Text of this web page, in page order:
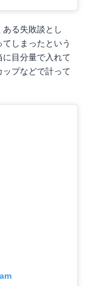
る失敗談とし
しまったという
目分量で入れて
ップなどで計って